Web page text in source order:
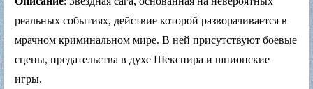
реальных событиях, действие которой разворачивается в
мрачном криминальном мире. В ней присутствуют боевые
сцены, предательства в духе Шекспира и шпионские
игры.